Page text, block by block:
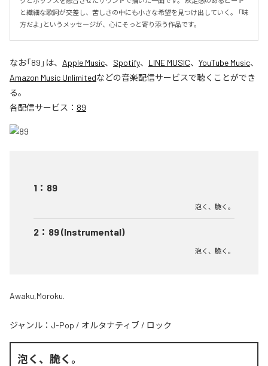
と繊細な歌詞が交差し、苦しさの中にも小さな希望を見つけ出していく。 「味
方だよ」というメッセージが、心にそっと寄り添う作品です。
なお「89 」は、 Apple Music、 Spotify、 LINE MUSIC、 YouTube Music、
Amazon Music Unlimitedなどの音楽配信サービスで聴くことができ
る。
各配信サービス： 89
1 ： 89
泡く、脆く。
2 ： 89 (Instrumental)
泡く、脆く。
Awaku,Moroku.
ジャンル： J-Pop / オルタナティブ / ロック
泡く、脆く。